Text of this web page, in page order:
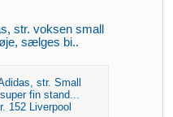
str. voksen small
sælges bi..
str. Small
fin stand...
152 Liverpool